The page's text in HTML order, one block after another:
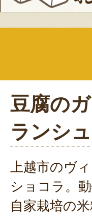
豆腐の
ランシュ
上越市のヴ
ショコラ。
自家栽培の